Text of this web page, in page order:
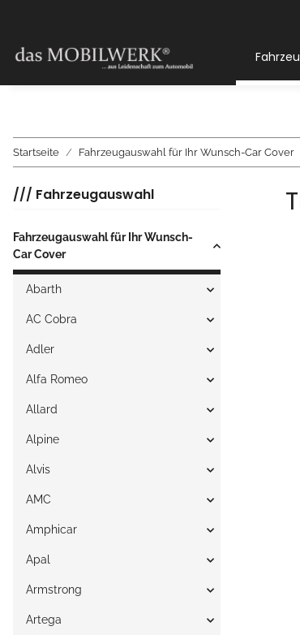
Startseite Fahrzeugauswahl für Ihr Wunsch-Car Cover
/// Fahrzeugauswahl
Fahrzeugauswahl für Ihr Wunsch-
Car Cover
Abarth
AC Cobra
Adler
Alfa Romeo
Allard
Alpine
Alvis
AMC
Amphicar
Apal
Armstrong
Artega